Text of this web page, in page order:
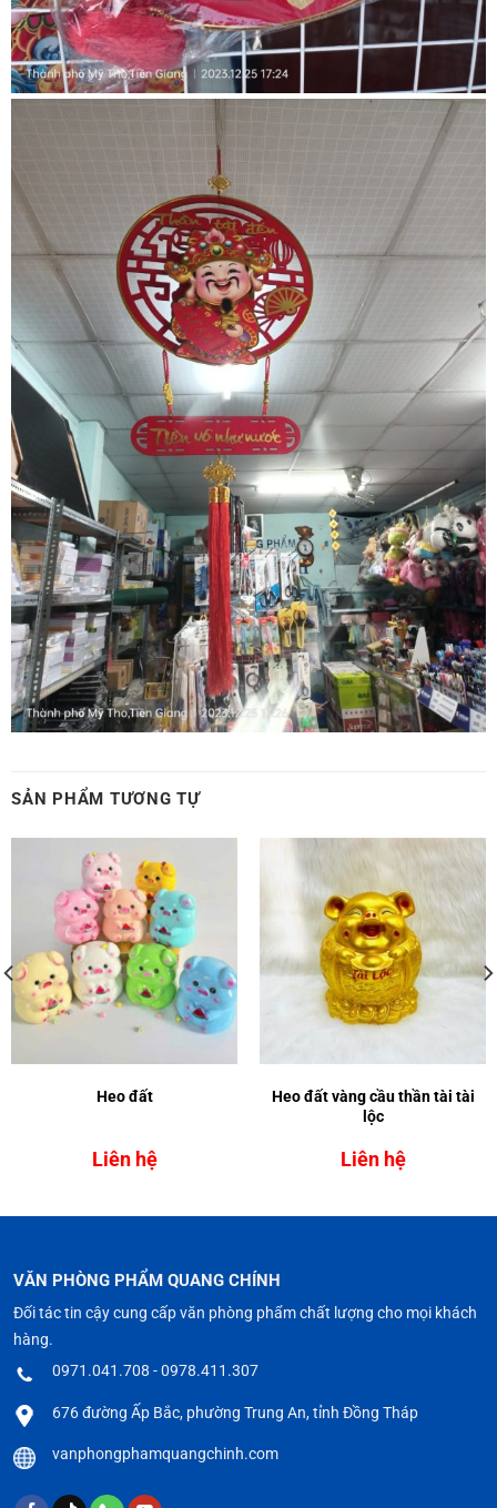
SẢN PHẨM TƯƠNG TỰ
Heo đất
Liên hệ
Heo đất vàng cầu thần tài tài
lộc
Liên hệ
VĂN PHÒNG PHẨM QUANG CHÍNH
Đối tác tin cậy cung cấp văn phòng phẩm chất lượng cho mọi khách
hàng.
0971.041.708 - 0978.411.307
676 đường Ấp Bắc, phường Trung An, tỉnh Đồng Tháp
vanphongphamquangchinh.com